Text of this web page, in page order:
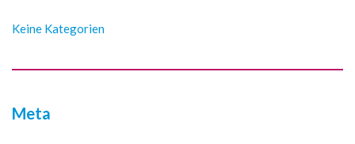
Keine Kategorien
Meta